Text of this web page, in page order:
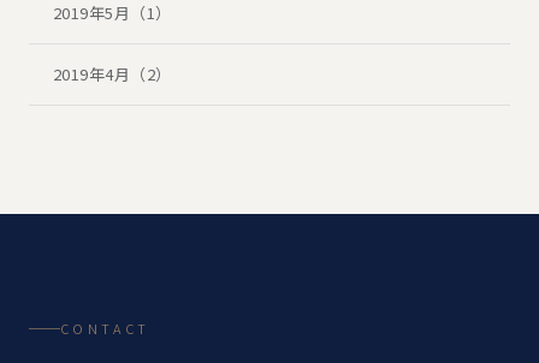
2019年5月（1）
2019年4月（2）
CONTACT